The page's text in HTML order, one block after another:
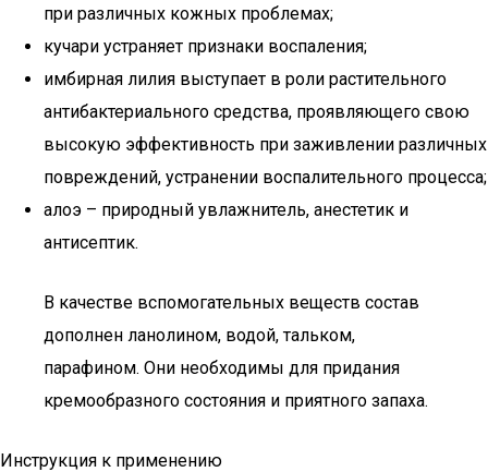
при различных кожных проблемах;
кучари устраняет признаки воспаления;
имбирная лилия выступает в роли растительного
антибактериального средства, проявляющего свою
высокую эффективность при заживлении различных
повреждений, устранении воспалительного процесса;
алоэ – природный увлажнитель, анестетик и
антисептик.
В качестве вспомогательных веществ состав
дополнен ланолином, водой, тальком,
парафином. Они необходимы для придания
кремообразного состояния и приятного запаха.
Инструкция к применению